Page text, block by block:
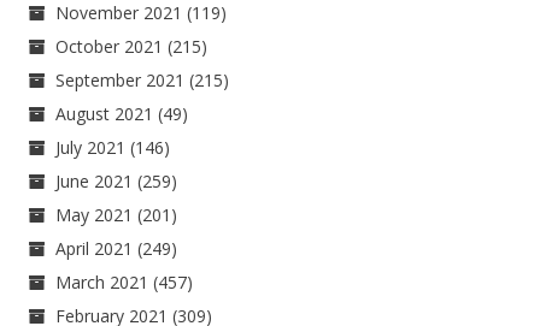
November 2021 (119)
October 2021 (215)
September 2021 (215)
August 2021 (49)
July 2021 (146)
June 2021 (259)
May 2021 (201)
April 2021 (249)
March 2021 (457)
February 2021 (309)